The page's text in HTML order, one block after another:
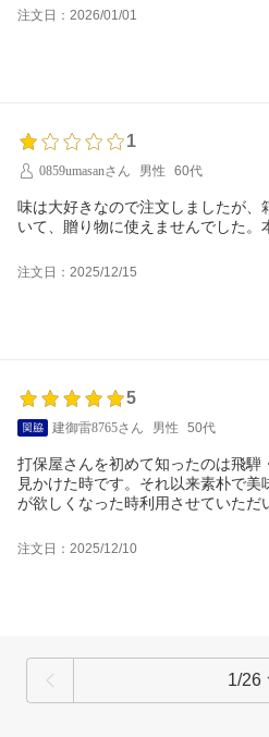
注文日：2026/01/01
1
0859umasanさん
男性 60代
味は大好きなので注文しましたが、
いて、贈り物に使えませんでした。
注文日：2025/12/15
5
建御雷8765さん
男性 50代
打保屋さんを初めて知ったのは飛騨
見かけた時です。それ以来素朴で
が欲しくなった時利用させていただ
注文日：2025/12/10
1/26